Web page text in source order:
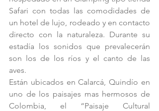
Safari con todas las comodidades de
un hotel de lujo, rodeado y en contacto
directo con la naturaleza. Durante su
estadía los sonidos que prevalecerán
son los de los ríos y el canto de las
aves.
Están ubicados en Calarcá, Quindío en
uno de los paisajes mas hermosos de
Colombia, el “Paisaje Cultural